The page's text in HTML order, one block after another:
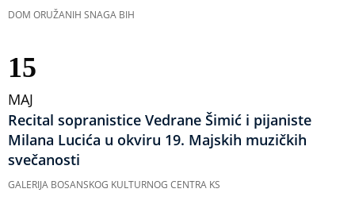
DOM ORUŽANIH SNAGA BIH
15
MAJ
Recital sopranistice Vedrane Šimić i pijaniste
Milana Lucića u okviru 19. Majskih muzičkih
svečanosti
GALERIJA BOSANSKOG KULTURNOG CENTRA KS